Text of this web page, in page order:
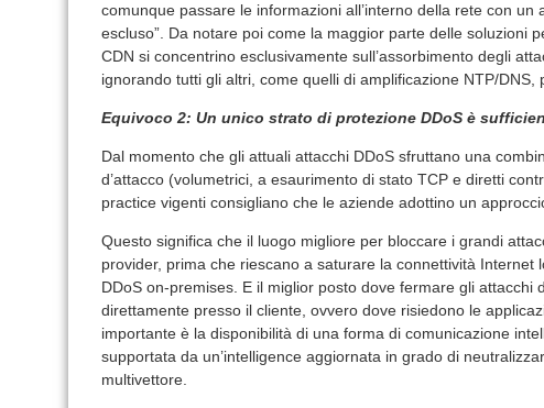
comunque passare le informazioni all’interno della rete con un
escluso”. Da notare poi come la maggior parte delle soluzioni
CDN si concentrino esclusivamente sull’assorbimento degli
ignorando tutti gli altri, come quelli di amplificazione NTP/DNS,
Equivoco 2: Un unico strato di protezione DDoS è
Dal momento che gli attuali attacchi DDoS sfruttano una
d’attacco (volumetrici, a esaurimento di stato TCP e diretti
practice vigenti consigliano che le aziende adottino un
Questo significa che il luogo migliore per bloccare i grandi
provider, prima che riescano a saturare la connettività Internet
DDoS on-premises. E il miglior posto dove fermare gli attacchi
direttamente presso il cliente, ovvero dove risiedono le
importante è la disponibilità di una forma di comunicazione
supportata da un’intelligence aggiornata in grado di
multivettore.